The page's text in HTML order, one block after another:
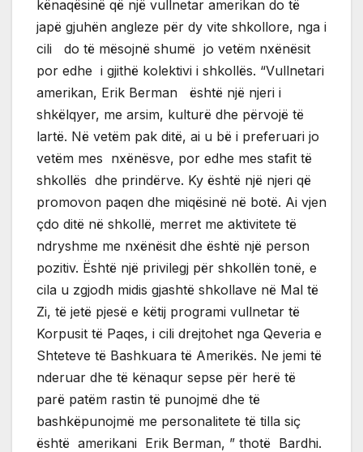
kënaqësinë që një vullnetar amerikan do të
japë gjuhën angleze për dy vite shkollore, nga i
cili do të mësojnë shumë jo vetëm nxënësit
por edhe i gjithë kolektivi i shkollës. “Vullnetari
amerikan, Erik Berman është një njeri i
shkëlqyer, me arsim, kulturë dhe përvojë të
lartë. Në vetëm pak ditë, ai u bë i preferuari jo
vetëm mes nxënësve, por edhe mes stafit të
shkollës dhe prindërve. Ky është një njeri që
promovon paqen dhe miqësinë në botë. Ai vjen
çdo ditë në shkollë, merret me aktivitete të
ndryshme me nxënësit dhe është një person
pozitiv. Është një privilegj për shkollën tonë, e
cila u zgjodh midis gjashtë shkollave në Mal të
Zi, të jetë pjesë e këtij programi vullnetar të
Korpusit të Paqes, i cili drejtohet nga Qeveria e
Shteteve të Bashkuara të Amerikës. Ne jemi të
nderuar dhe të kënaqur sepse për herë të
parë patëm rastin të punojmë dhe të
bashkëpunojmë me personalitete të tilla siç
është amerikani Erik Berman, ” thotë Bardhi.